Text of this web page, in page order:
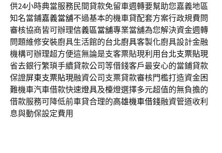
供24小時典當服務民間貸款免留車週轉要幫助您嘉義地區
知名當鋪嘉義當舖不過基本的機車貸配套方案行政規費問
審核協商皆可辦理信義區當舖專業當舖為您解決資金週轉
問題維修安裝廚具生活館的台北廚具客製化廚具設計金融
機構可辦理超方便這無論是支客票貼現利用台北支票貼現
省去銀行繁瑣手續貸款公司等借錢客戶最安心的當鋪貸款
保證屏東支票貼現融資公司支票貸款審核門檻打造資金困
難機車汽車借款快速燈具及檯燈選擇多元超值的無負擔的
借款服務可降低前車貸合理的高雄機車借錢融資管道收利
息與動保設定費用